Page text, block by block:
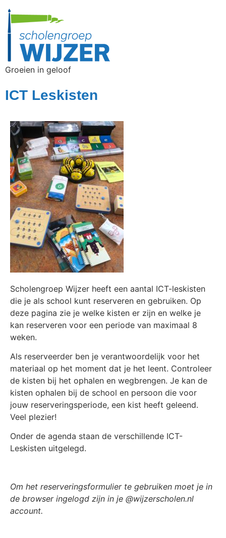
Groeien in geloof
ICT Leskisten
Scholengroep Wijzer heeft een aantal ICT-leskisten
die je als school kunt reserveren en gebruiken. Op
deze pagina zie je welke kisten er zijn en welke je
kan reserveren voor een periode van maximaal 8
weken.
Als reserveerder ben je verantwoordelijk voor het
materiaal op het moment dat je het leent. Controleer
de kisten bij het ophalen en wegbrengen. Je kan de
kisten ophalen bij de school en persoon die voor
jouw reserveringsperiode, een kist heeft geleend.
Veel plezier!
Onder de agenda staan de verschillende ICT-
Leskisten uitgelegd.
Om het reserveringsformulier te gebruiken moet je in
de browser ingelogd zijn in je @wijzerscholen.nl
account.